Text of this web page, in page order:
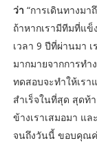
ว่า “การเดินทางมา
ถ้าหากเรามีทีมที่แ
เวลา 9 ปีที่ผ่านมา
มากมายจากการท
ทดสอบจะทำให้เรา
สำเร็จในที่สุด สุดท้
ข้างเราเสมอมา แ
จนถึงวันนี้ ขอบคุณค่